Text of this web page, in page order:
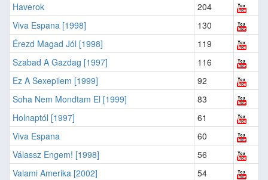
Haverok
204
Viva Espana [1998]
130
Érezd Magad Jól [1998]
119
Szabad A Gazdag [1997]
116
Ez A Sexepilem [1999]
92
Soha Nem Mondtam El [1999]
83
Holnaptól [1997]
61
Viva Espana
60
Válassz Engem! [1998]
56
Valami Amerika [2002]
54